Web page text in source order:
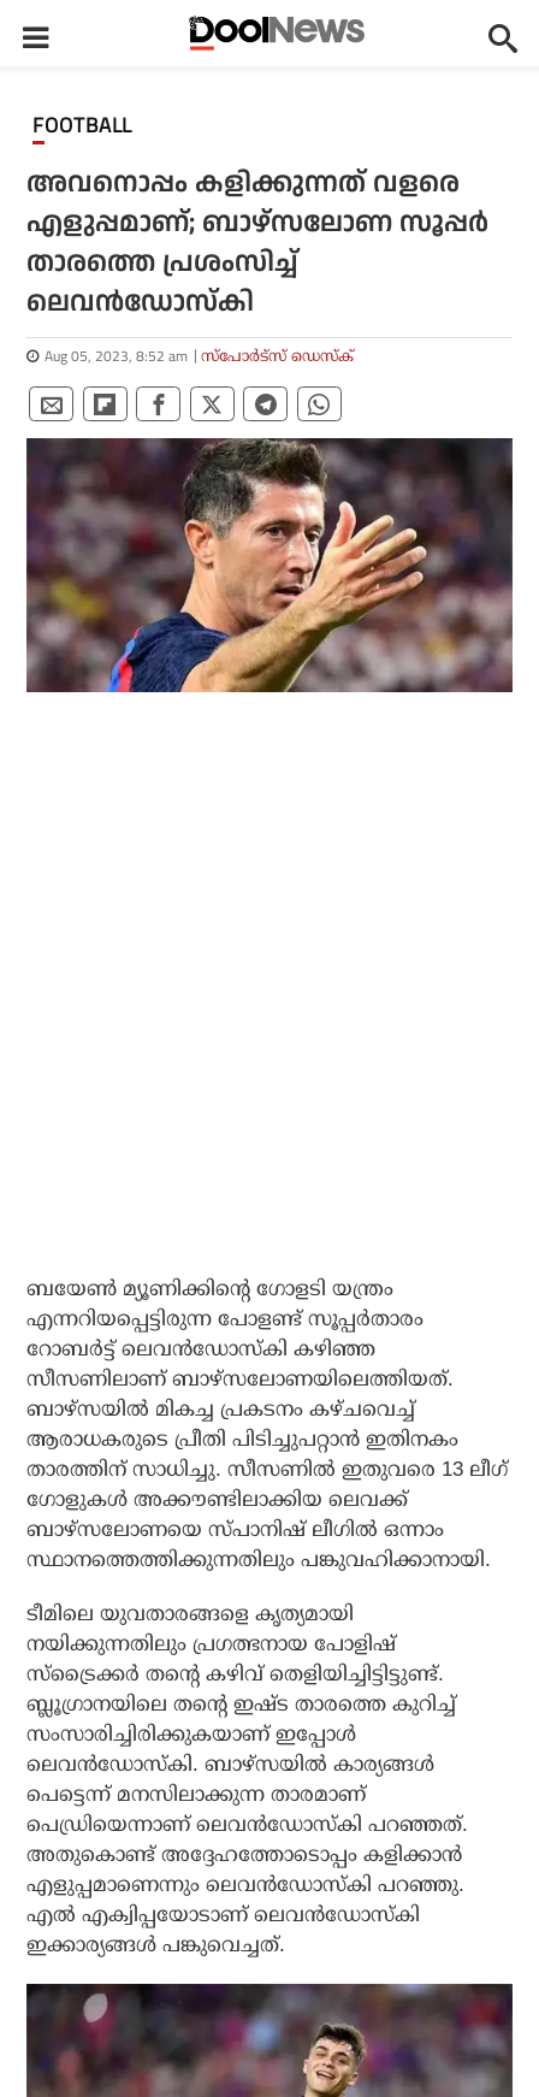
FOOTBALL
അവനൊപ്പം കളിക്കുന്നത് വളരെ
എളുപ്പമാണ്; ബാഴ്‌സലോണ സൂപ്പര്‍
താരത്തെ പ്രശംസിച്ച്
ലെവന്‍ഡോസ്‌കി
Aug 05, 2023, 8:52 am സ്പോര്‍ട്സ് ഡെസ്‌ക്
ബയേണ്‍ മ്യൂണിക്കിന്റെ ഗോളടി യന്ത്രം
എന്നറിയപ്പെട്ടിരുന്ന പോളണ്ട് സൂപ്പര്‍താരം
റോബര്‍ട്ട് ലെവന്‍ഡോസ്‌കി കഴിഞ്ഞ
സീസണിലാണ് ബാഴ്സലോണയിലെത്തിയത്.
ബാഴ്സയില്‍ മികച്ച പ്രകടനം കഴ്ചവെച്ച്
ആരാധകരുടെ പ്രീതി പിടിച്ചുപറ്റാന്‍ ഇതിനകം
താരത്തിന് സാധിച്ചു. സീസണില്‍ ഇതുവരെ 13 ലീഗ്
ഗോളുകള്‍ അക്കൗണ്ടിലാക്കിയ ലെവക്ക്
ബാഴ്സലോണയെ സ്പാനിഷ് ലീഗില്‍ ഒന്നാം
സ്ഥാനത്തെത്തിക്കുന്നതിലും പങ്കുവഹിക്കാനായി.
ടീമിലെ യുവതാരങ്ങളെ കൃത്യമായി
നയിക്കുന്നതിലും പ്രഗത്ഭനായ പോളിഷ്
സ്ട്രൈക്കര്‍ തന്റെ കഴിവ് തെളിയിച്ചിട്ടിട്ടുണ്ട്.
ബ്ലൂഗ്രാനയിലെ തന്റെ ഇഷ്ട താരത്തെ കുറിച്ച്
സംസാരിച്ചിരിക്കുകയാണ് ഇപ്പോള്‍
ലെവന്‍ഡോസ്‌കി. ബാഴ്‌സയില്‍ കാര്യങ്ങള്‍
പെട്ടെന്ന് മനസിലാക്കുന്ന താരമാണ്
പെഡ്രിയെന്നാണ് ലെവന്‍ഡോസ്‌കി പറഞ്ഞത്.
അതുകൊണ്ട് അദ്ദേഹത്തോടൊപ്പം കളിക്കാന്‍
എളുപ്പമാണെന്നും ലെവന്‍ഡോസ്‌കി പറഞ്ഞു.
എല്‍ എക്വിപ്പയോടാണ് ലെവന്‍ഡോസ്‌കി
ഇക്കാര്യങ്ങള്‍ പങ്കുവെച്ചത്.